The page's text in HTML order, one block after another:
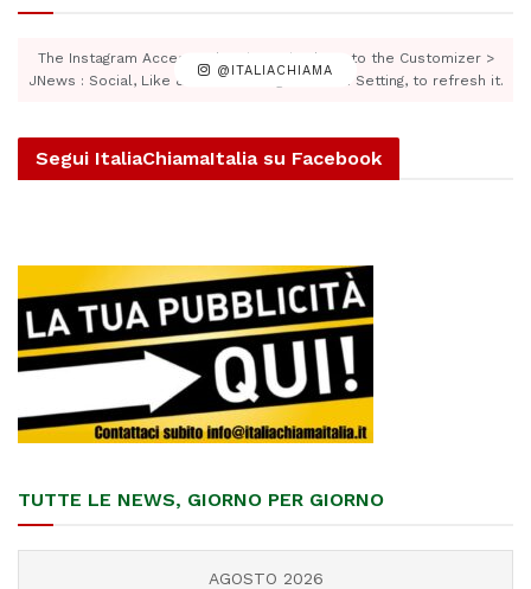
@ITALIACHIAMA
The Instagram Access Token is expired, Go to the Customizer >
JNews : Social, Like & View > Instagram Feed Setting, to refresh it.
Segui ItaliaChiamaItalia su Facebook
TUTTE LE NEWS, GIORNO PER GIORNO
AGOSTO 2026